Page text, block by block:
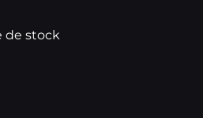
de stock